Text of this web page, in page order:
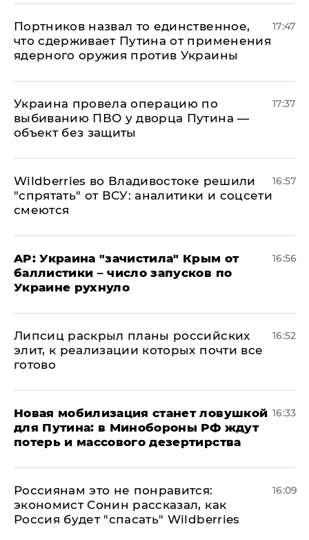
Портников назвал то единственное,
что сдерживает Путина от применения
ядерного оружия против Украины
17:47
Украина провела операцию по
выбиванию ПВО у дворца Путина —
объект без защиты
17:37
Wildberries во Владивостоке решили
"спрятать" от ВСУ: аналитики и соцсети
смеются
16:57
AP: Украина "зачистила" Крым от
баллистики – число запусков по
Украине рухнуло
16:56
Липсиц раскрыл планы российских
элит, к реализации которых почти все
готово
16:52
​Новая мобилизация станет ловушкой
для Путина: в Минобороны РФ ждут
потерь и массового дезертирства
16:33
Россиянам это не понравится:
экономист Сонин рассказал, как
Россия будет "спасать" Wildberries
16:09